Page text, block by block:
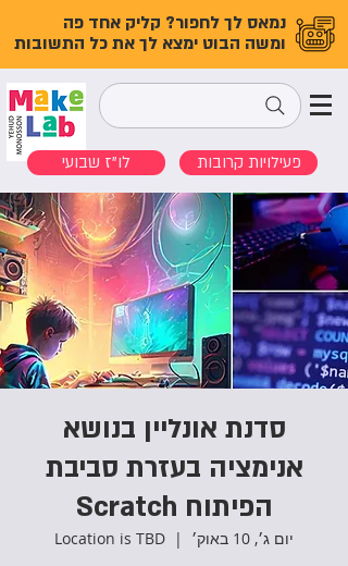
נמאס לך לחפור? קליק אחד פה
ומשה הבוט ימצא לך את כל התשובות
לו"ז שבועי פעילויות קרובות
סדנת אונליין בנושא
אנימציה בעזרת סביבת
הפיתוח Scratch
יום ג׳, 10 באוק׳
  |
Location is TBD